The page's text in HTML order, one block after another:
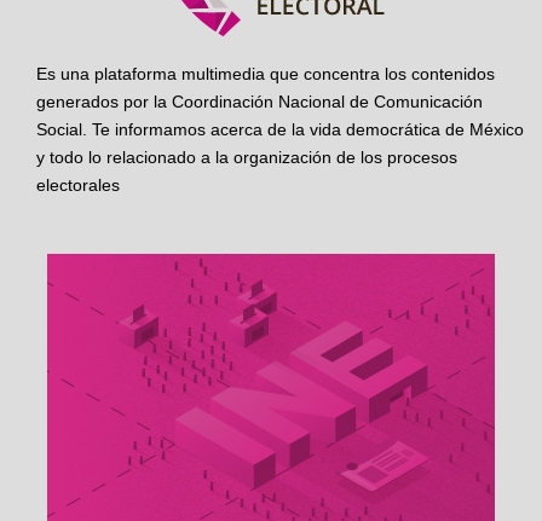
Es una plataforma multimedia que concentra los contenidos
generados por la Coordinación Nacional de Comunicación
Social. Te informamos acerca de la vida democrática de México
y todo lo relacionado a la organización de los procesos
electorales